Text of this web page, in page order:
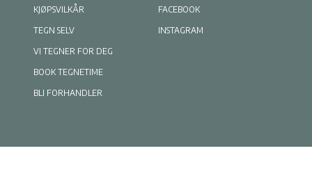
KJØPSVILKÅR
TEGN SELV
VI TEGNER FOR DEG
BOOK TEGNETIME
BLI FORHANDLER
FACEBOOK
INSTAGRAM